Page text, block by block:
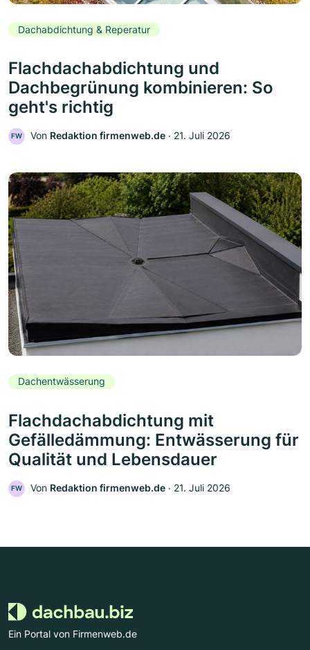
Dachabdichtung & Reperatur
Flachdachabdichtung und
Dachbegrünung kombinieren: So
geht's richtig
FW Von Redaktion firmenweb.de ‧ 21. Juli 2026
Dachentwässerung
Flachdachabdichtung mit
Gefälledämmung: Entwässerung für
Qualität und Lebensdauer
FW Von Redaktion firmenweb.de ‧ 21. Juli 2026
Ein Portal von Firmenweb.de